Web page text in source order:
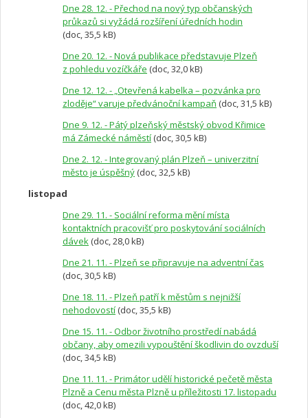
Dne 28. 12. - Přechod na nový typ občanských
průkazů si vyžádá rozšíření úředních hodin
(doc, 35,5 kB)
Dne 20. 12. - Nová publikace představuje Plzeň
z pohledu vozíčkáře (doc, 32,0 kB)
Dne 12. 12. - „Otevřená kabelka – pozvánka pro
zloděje“ varuje předvánoční kampaň (doc, 31,5 kB)
Dne 9. 12. - Pátý plzeňský městský obvod Křimice
má Zámecké náměstí (doc, 30,5 kB)
Dne 2. 12. - Integrovaný plán Plzeň – univerzitní
město je úspěšný (doc, 32,5 kB)
listopad
Dne 29. 11. - Sociální reforma mění místa
kontaktních pracovišť pro poskytování sociálních
dávek (doc, 28,0 kB)
Dne 21. 11. - Plzeň se připravuje na adventní čas
(doc, 30,5 kB)
Dne 18. 11. - Plzeň patří k městům s nejnižší
nehodovostí (doc, 35,5 kB)
Dne 15. 11. - Odbor životního prostředí nabádá
občany, aby omezili vypouštění škodlivin do ovzduší
(doc, 34,5 kB)
Dne 11. 11. - Primátor udělí historické pečetě města
Plzně a Cenu města Plzně u příležitosti 17. listopadu
(doc, 42,0 kB)